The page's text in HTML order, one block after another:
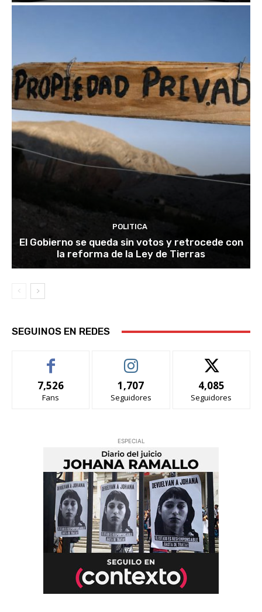
POLITICA
El Gobierno se queda sin votos y retrocede con
la reforma de la Ley de Tierras
SEGUINOS EN REDES
7,526
Fans
1,707
Seguidores
4,085
Seguidores
ESPECIAL